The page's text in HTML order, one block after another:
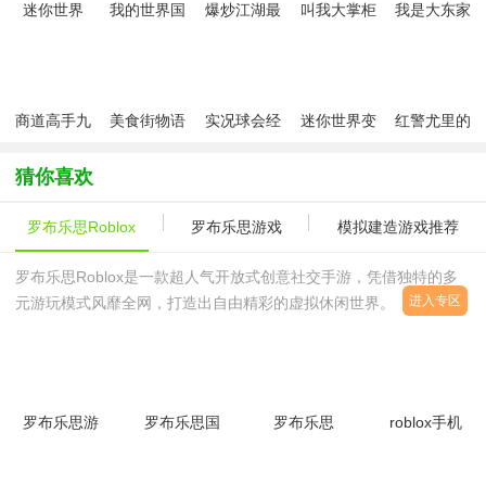
迷你世界
我的世界国
爆炒江湖最
叫我大掌柜
我是大东家
商道高手九
美食街物语
实况球会经
迷你世界变
红警尤里的
猜你喜欢
罗布乐思Roblox 罗布乐思游戏 模拟建造游戏推荐
罗布乐思Roblox是一款超人气开放式创意社交手游，凭借独特的多
元游玩模式风靡全网，打造出自由精彩的虚拟休闲世界。游戏汇聚海
进入专区
罗布乐思游
罗布乐思国
罗布乐思
roblox手机